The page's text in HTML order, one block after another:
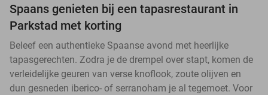
Spaans genieten bij een tapasrestaurant in
Parkstad met korting
Beleef een authentieke Spaanse avond met heerlijke
tapasgerechten. Zodra je de drempel over stapt, komen de
verleidelijke geuren van verse knoflook, zoute olijven en
dun gesneden iberico- of serranoham je al tegemoet. Voor